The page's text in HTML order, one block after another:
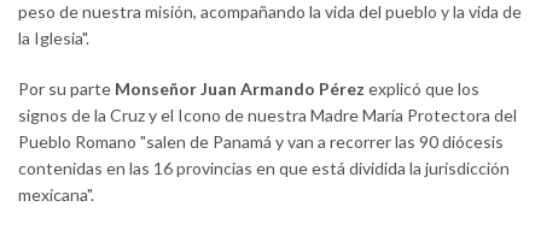
peso de nuestra misión, acompañando la vida del pueblo y la vida de
la Iglesia".
Por su parte Monseñor Juan Armando Pérez explicó que los
signos de la Cruz y el Icono de nuestra Madre María Protectora del
Pueblo Romano "salen de Panamá y van a recorrer las 90 diócesis
contenidas en las 16 provincias en que está dividida la jurisdicción
mexicana".